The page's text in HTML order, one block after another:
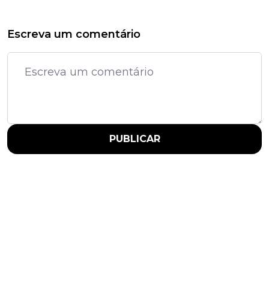
Escreva um comentário
PUBLICAR